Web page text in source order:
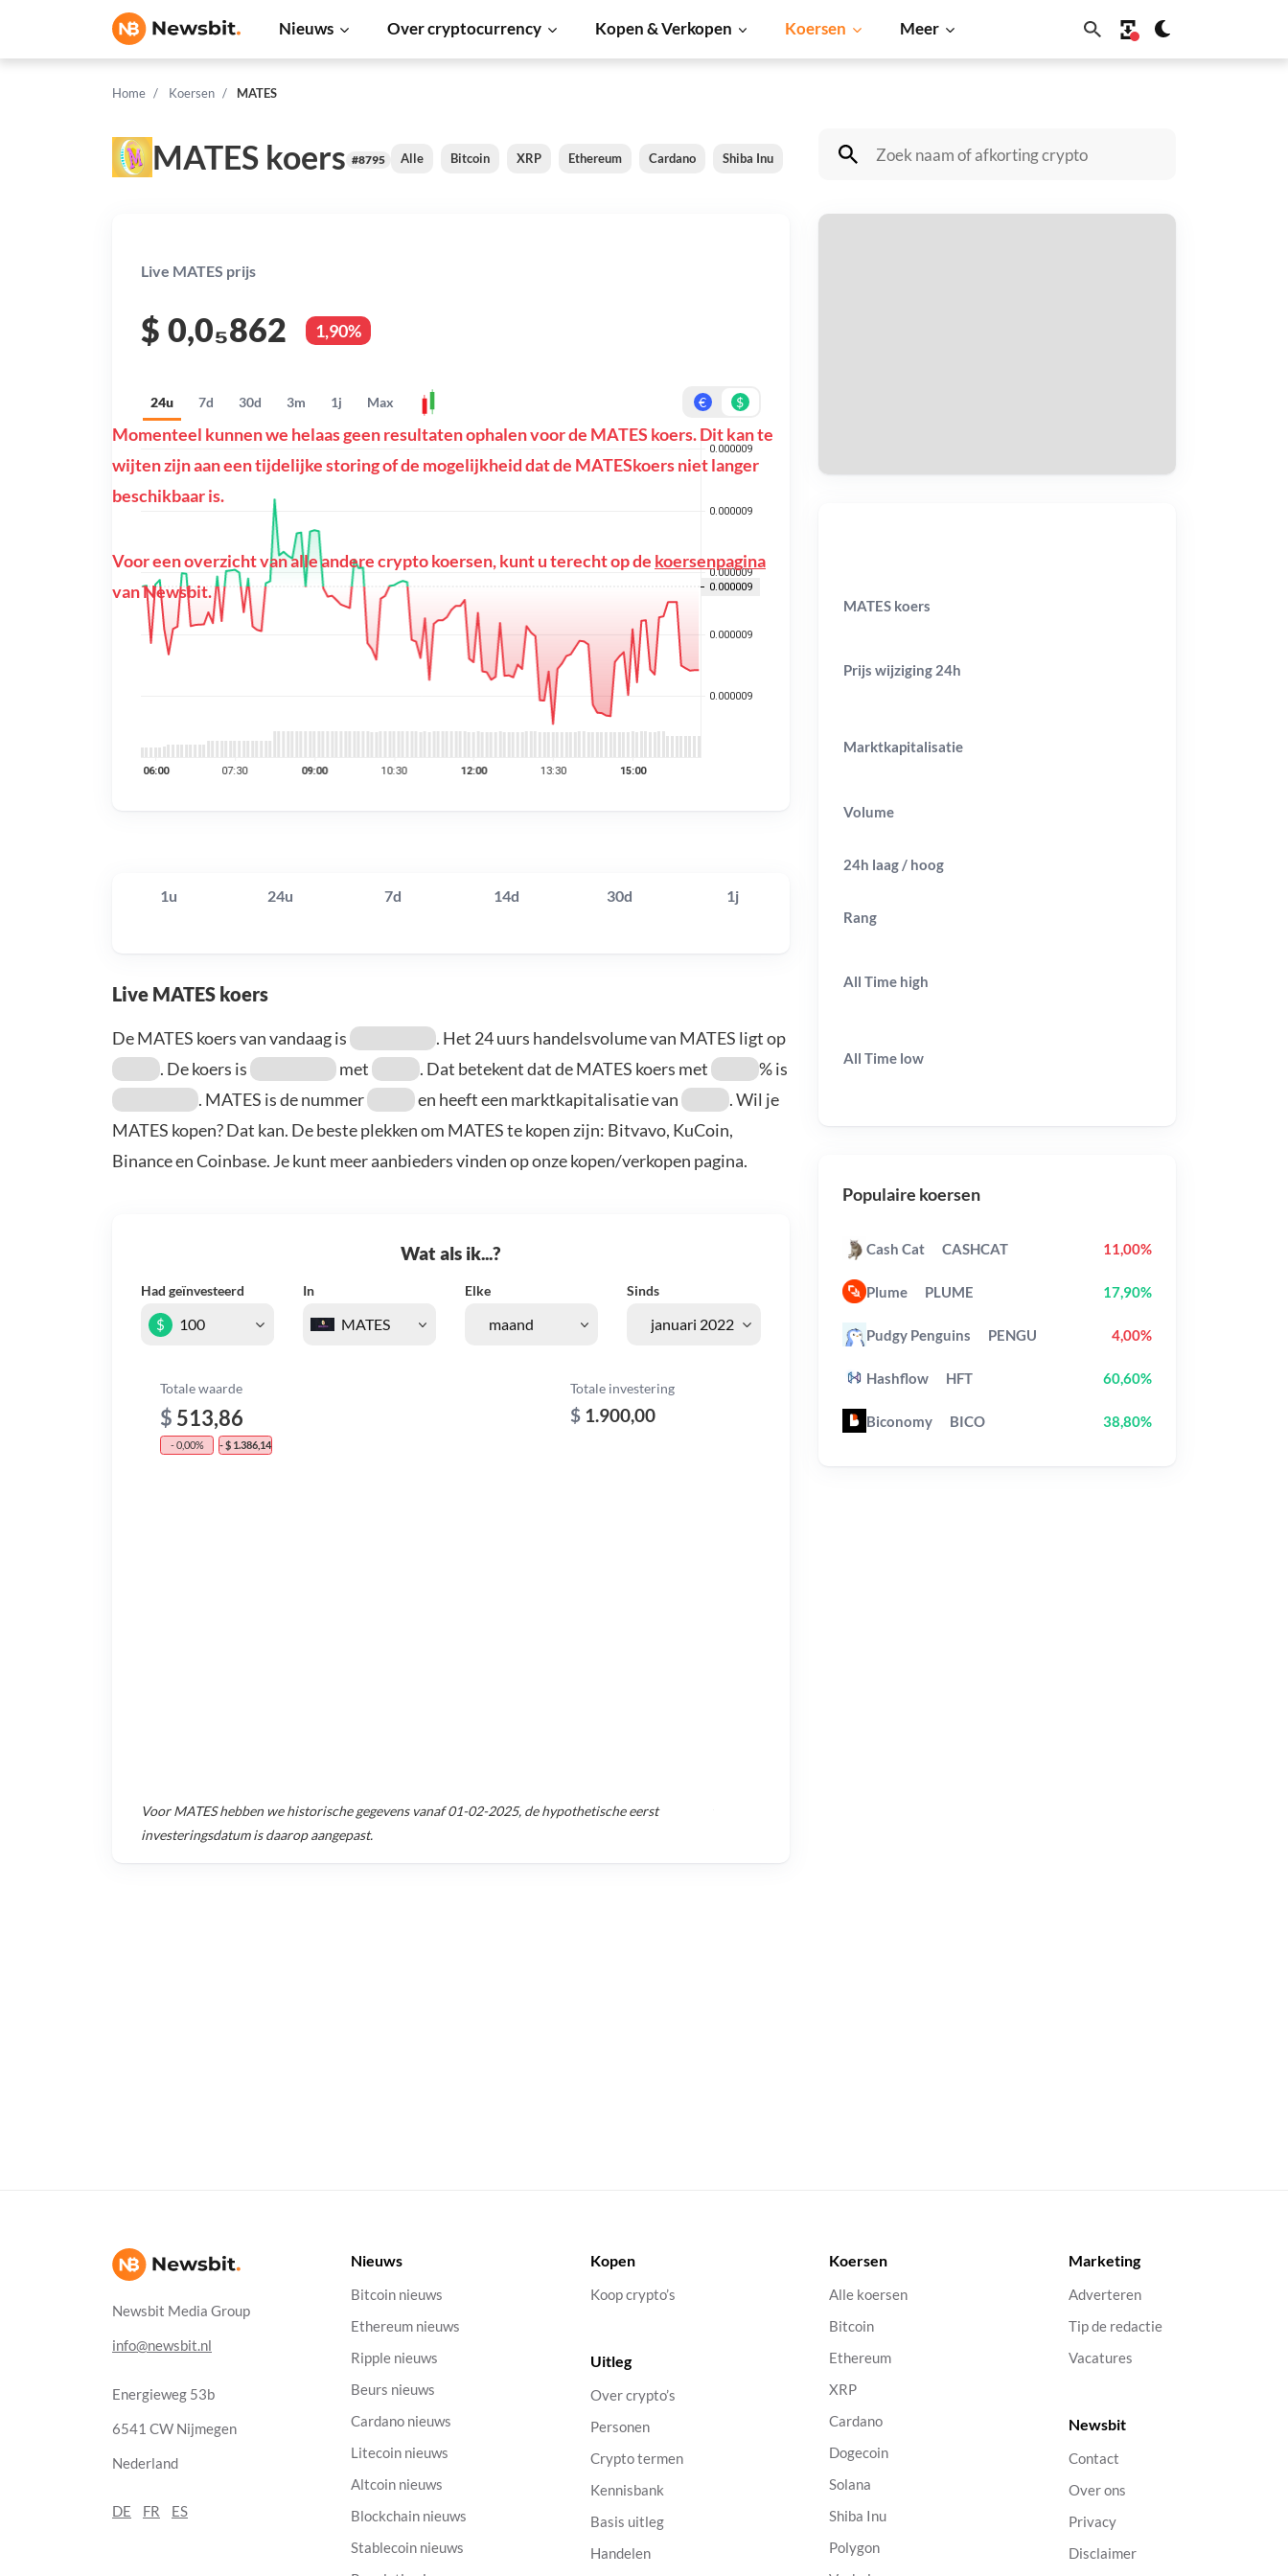
Nieuws Over cryptocurrency Kopen & Verkopen Koersen Meer
Home Koersen MATES
MATES koers #8795 Alle Bitcoin XRP Ethereum Cardano Shiba Inu Dogecoin Solana BNB
Live MATES prijs
$ 0,0₅862 1,90%
24u 7d 30d 3m 1j Max € $
Momenteel kunnen we helaas geen resultaten ophalen voor de MATES koers. Dit kan te
wijten zijn aan een tijdelijke storing of de mogelijkheid dat de MATESkoers niet langer
beschikbaar is.
Voor een overzicht van alle andere crypto koersen, kunt u terecht op de koersenpagina
van Newsbit.
1u 24u 7d 14d 30d 1j
Live MATES koers
De MATES koers van vandaag is
. Het 24 uurs handelsvolume van MATES ligt op
. De koers is
met . Dat betekent dat de MATES koers met
% is
. MATES is de nummer
en heeft een marktkapitalisatie van
. Wil je
MATES kopen? Dat kan. De beste plekken om MATES te kopen zijn: Bitvavo, KuCoin,
Binance en Coinbase. Je kunt meer aanbieders vinden op onze kopen/verkopen pagina.
Wat als ik...?
Had geïnvesteerd In Elke Sinds
$
Totale waarde
$ 513,86
- 0,00% - $ 1.386,14
Totale investering
$ 1.900,00
VoorMATEShebben we historische gegevens vanaf01-02-2025, de hypothetische eerst
investeringsdatum is daarop aangepast.
MATES koers
Prijs wijziging 24h
Marktkapitalisatie
Volume
24h laag / hoog
Rang
All Time high
All Time low
Populaire koersen
Cash Cat CASHCAT 11,00%
Plume PLUME 17,90%
Pudgy Penguins PENGU 4,00%
Hashflow HFT 60,60%
Biconomy BICO 38,80%
Newsbit Media Group
info@newsbit.nl
Energieweg 53b
6541 CW Nijmegen
Nederland
DE FR ES
Nieuws
Bitcoin nieuws
Ethereum nieuws
Ripple nieuws
Beurs nieuws
Cardano nieuws
Litecoin nieuws
Altcoin nieuws
Blockchain nieuws
Stablecoin nieuws
Kopen
Koop crypto’s
Uitleg
Over crypto’s
Personen
Crypto termen
Kennisbank
Basis uitleg
Handelen
Koersen
Alle koersen
Bitcoin
Ethereum
XRP
Cardano
Dogecoin
Solana
Shiba Inu
Polygon
Marketing
Adverteren
Tip de redactie
Vacatures
Newsbit
Contact
Over ons
Privacy
Disclaimer